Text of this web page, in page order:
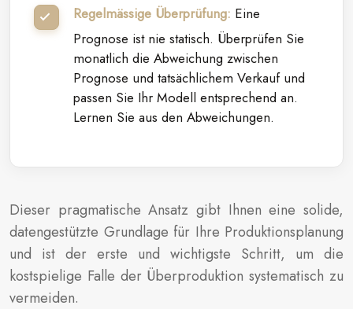
Regelmässige Überprüfung: Eine
Prognose ist nie statisch. Überprüfen Sie
monatlich die Abweichung zwischen
Prognose und tatsächlichem Verkauf und
passen Sie Ihr Modell entsprechend an.
Lernen Sie aus den Abweichungen.
Dieser pragmatische Ansatz gibt Ihnen eine solide,
datengestützte Grundlage für Ihre Produktionsplanung
und ist der erste und wichtigste Schritt, um die
kostspielige Falle der Überproduktion systematisch zu
vermeiden.